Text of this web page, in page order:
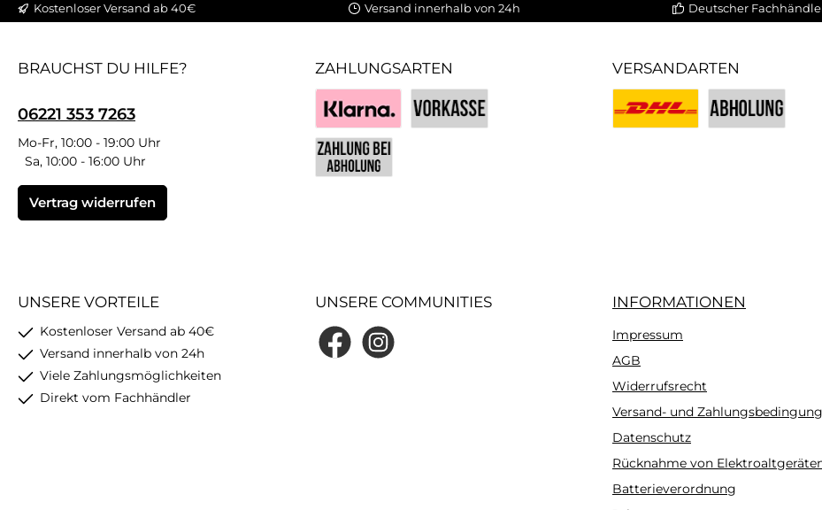
Kostenloser Versand ab 40€ Versand innerhalb von 24h Deutscher
BRAUCHST DU HILFE?
06221 353 7263
Mo-Fr, 10:00 - 19:00 Uhr
Sa, 10:00 - 16:00 Uhr
Vertrag widerrufen
ZAHLUNGSARTEN
Klarna
VERSANDARTEN
UNSERE VORTEILE
Kostenloser Versand ab 40€
Versand innerhalb von 24h
Viele Zahlungsmöglichkeiten
Direkt vom Fachhändler
UNSERE COMMUNITIES
FacebookInstagram
INFORMATIONEN
Impressum
AGB
Widerrufsrecht
Versand- und
Datenschutz
Rücknahme von
Batterieverordnung